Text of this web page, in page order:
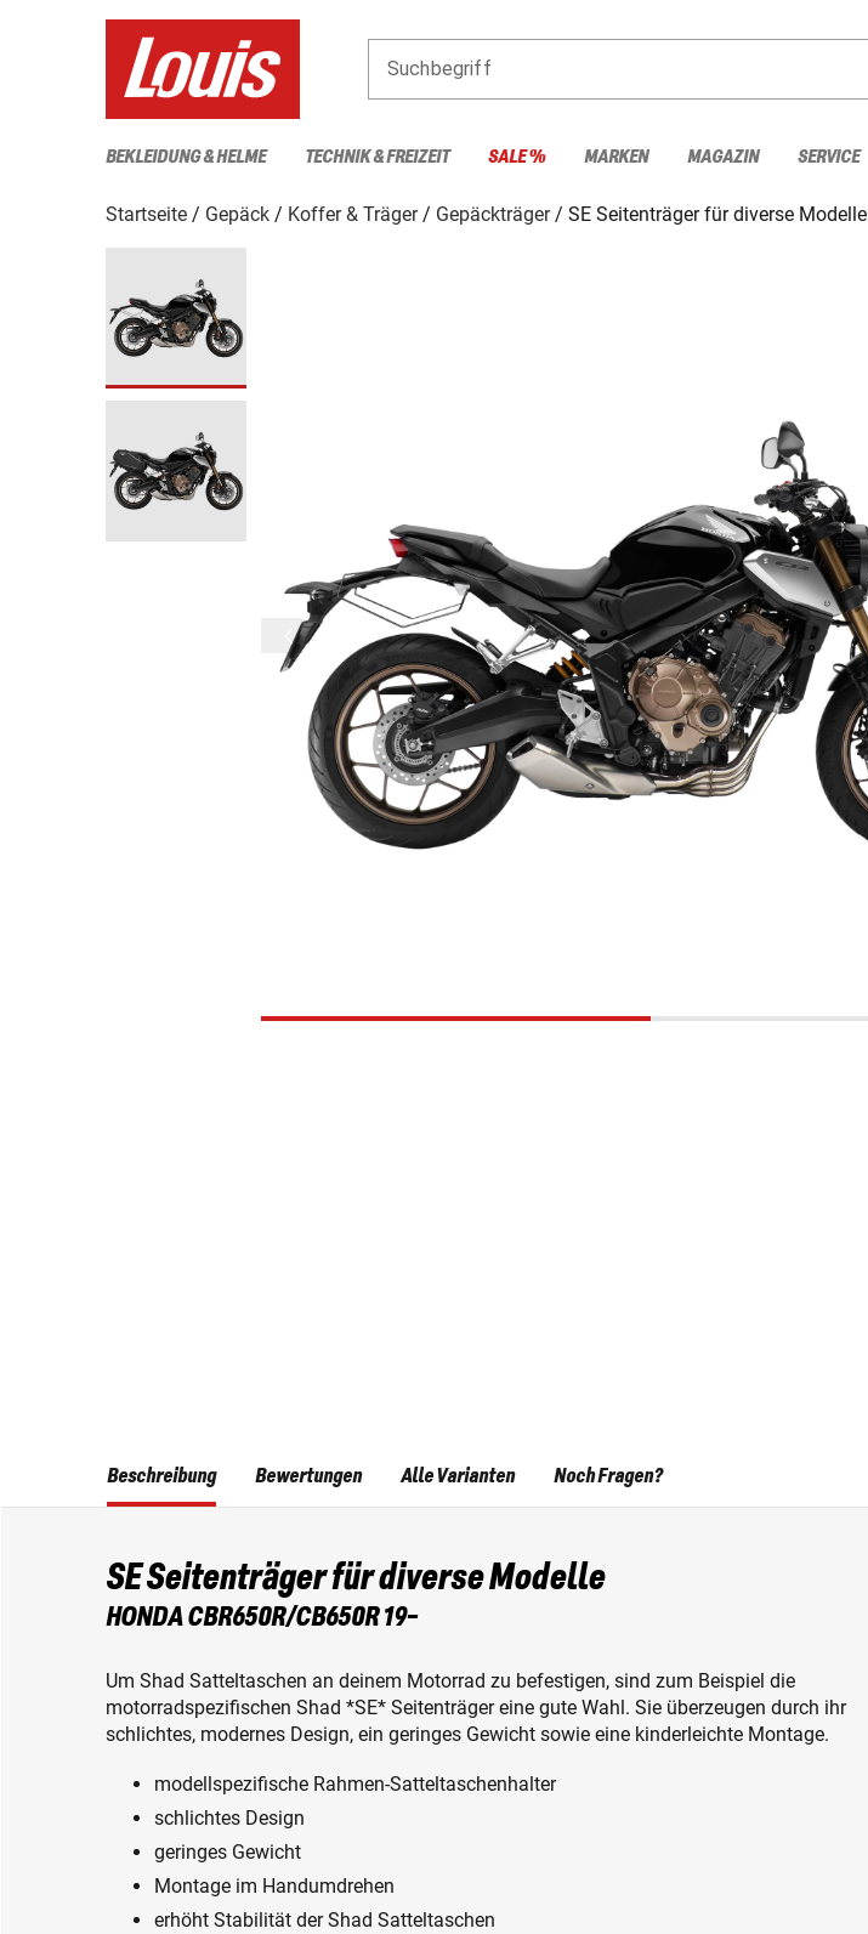
Suchbegriff
BEKLEIDUNG & HELME TECHNIK & FREIZEIT SALE % MARKEN MAGAZIN SERVICE
Startseite Gepäck Koffer & Träger Gepäckträger
SE Seitenträger für diverse Modelle
Beschreibung
SE Seitenträger für diverse Modelle
HONDA CBR650R/CB650R 19-
Um Shad Satteltaschen an deinem Motorrad zu befestigen, sind zum Beispiel die
motorradspezifischen Shad *SE* Seitenträger eine gute Wahl. Sie überzeugen durch ihr
schlichtes, modernes Design, ein geringes Gewicht sowie eine kinderleichte Montage.
modellspezifische Rahmen-Satteltaschenhalter
schlichtes Design
geringes Gewicht
Montage im Handumdrehen
erhöht Stabilität der Shad Satteltaschen
Bewertungen Alle Varianten Noch Fragen?